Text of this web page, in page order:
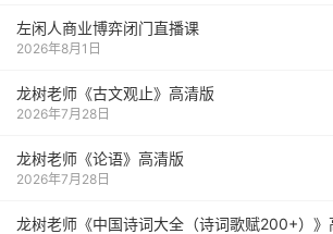
左闲人商业博弈闭门直播课
2026年8月1日
龙树老师《古文观止》高清版
2026年7月28日
龙树老师《论语》高清版
2026年7月28日
龙树老师《中国诗词大全（诗词歌赋200+）》